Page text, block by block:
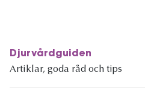
Djurvårdguiden
Artiklar, goda råd och tips